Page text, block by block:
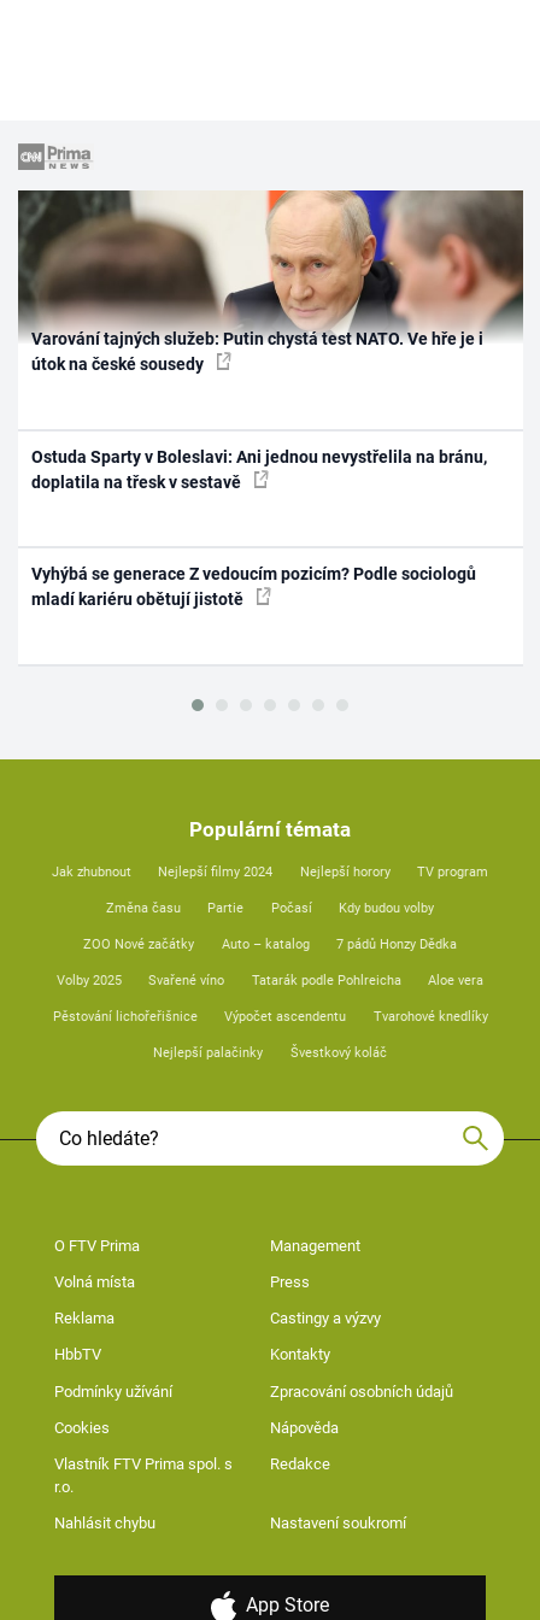
Varování tajných služeb: Putin chystá test NATO. Ve hře je i
útok na české sousedy
Ostuda Sparty v Boleslavi: Ani jednou nevystřelila na bránu,
doplatila na třesk v sestavě
Vyhýbá se generace Z vedoucím pozicím? Podle sociologů
mladí kariéru obětují jistotě
Populární témata
Jak zhubnout Nejlepší filmy 2024 Nejlepší horory TV program
Změna času Partie Počasí Kdy budou volby
ZOO Nové začátky Auto – katalog 7 pádů Honzy Dědka
Volby 2025 Svařené víno Tatarák podle Pohlreicha Aloe vera
Pěstování lichořeřišnice Výpočet ascendentu Tvarohové knedlíky
Nejlepší palačinky Švestkový koláč
O FTV Prima Management
Volná místa Press
Reklama Castingy a výzvy
HbbTV Kontakty
Podmínky užívání Zpracování osobních údajů
Cookies Nápověda
Vlastník FTV Prima spol. s
r.o.
Redakce
Nahlásit chybu Nastavení soukromí
App Store